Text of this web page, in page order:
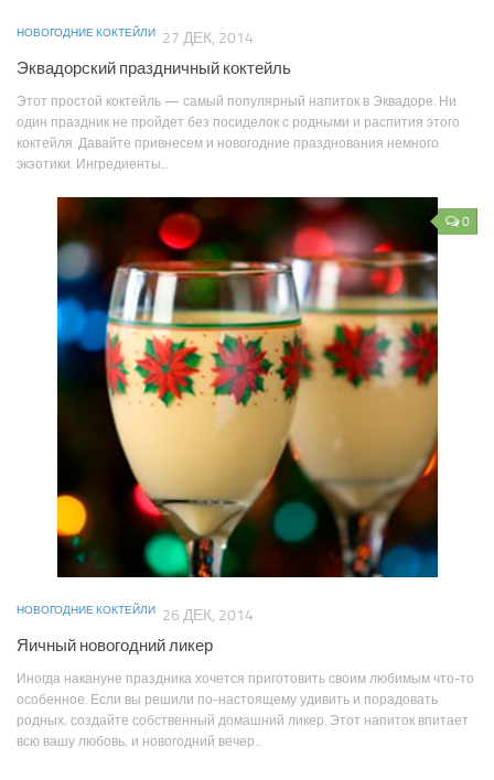
НОВОГОДНИЕ КОКТЕЙЛИ 27 ДЕК, 2014
Эквадорский праздничный коктейль
Этот простой коктейль — самый популярный напиток в Эквадоре. Ни
один праздник не пройдет без посиделок с родными и распития этого
коктейля. Давайте привнесем и новогодние празднования немного
экзотики. Ингредиенты...
0
НОВОГОДНИЕ КОКТЕЙЛИ 26 ДЕК, 2014
Яичный новогодний ликер
Иногда накануне праздника хочется приготовить своим любимым что-то
особенное. Если вы решили по-настоящему удивить и порадовать
родных, создайте собственный домашний ликер. Этот напиток впитает
всю вашу любовь, и новогодний вечер...